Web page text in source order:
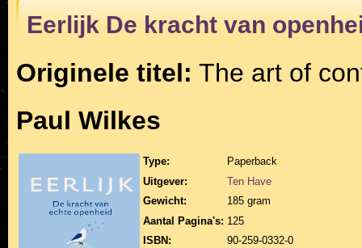
Eerlijk De kracht van
Originele titel: The art of
Paul Wilkes
Type:
Paperback
Uitgever:
Ten Have
Gewicht:
185 gram
Aantal Pagina's: 125
ISBN:
90-259-0332-0